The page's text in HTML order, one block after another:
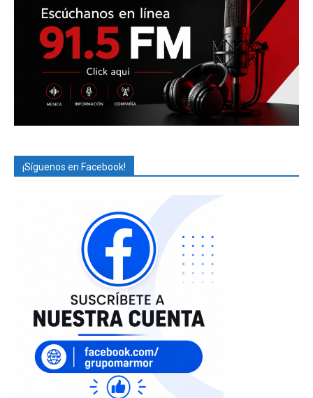
¡Síguenos en Facebook!